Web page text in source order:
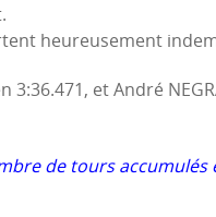
heureusement
et André
de tours